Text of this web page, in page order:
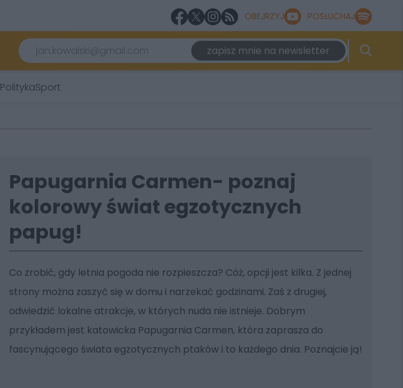
OBEJRZYJ POSŁUCHAJ
zapisz mnie na newsletter
PolitykaSport
Papugarnia Carmen- poznaj
kolorowy świat egzotycznych
papug!
Co zrobić, gdy letnia pogoda nie rozpieszcza? Cóż, opcji jest kilka. Z jednej
strony można zaszyć się w domu i narzekać godzinami. Zaś z drugiej,
odwiedzić lokalne atrakcje, w których nuda nie istnieje. Dobrym
przykładem jest katowicka Papugarnia Carmen, która zaprasza do
fascynującego świata egzotycznych ptaków i to każdego dnia. Poznajcie ją!